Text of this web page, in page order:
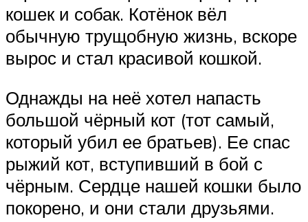
кошек и собак. Котёнок вёл
обычную трущобную жизнь, вскоре
вырос и стал красивой кошкой.
Однажды на неё хотел напасть
большой чёрный кот (тот самый,
который убил ее братьев). Ее спас
рыжий кот, вступивший в бой с
чёрным. Сердце нашей кошки было
покорено, и они стали друзьями.